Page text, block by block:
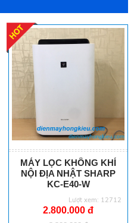
MÁY LỌC KHÔNG KHÍ
NỘI ĐỊA NHẬT SHARP
KC-E40-W
Lượt xem: 12712
2.800.000 đ